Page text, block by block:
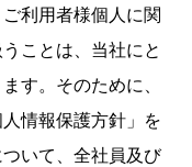
利用者様個人に関
ことは、当社にと
す。そのために、
情報保護方針」を
いて、全社員及び